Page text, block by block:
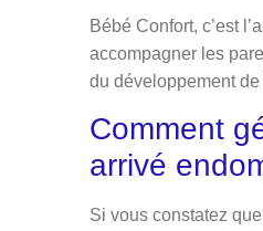
Bébé Confort, c’est
accompagner les
du développement de
Comment
arrivé
Si vous constatez